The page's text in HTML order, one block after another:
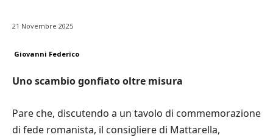
21 Novembre 2025
Giovanni Federico
Uno scambio gonfiato oltre misura
Pare che, discutendo a un tavolo di commemorazione
di fede romanista, il consigliere di Mattarella,